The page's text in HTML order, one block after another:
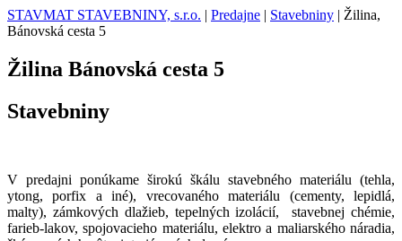
STAVMAT STAVEBNINY, s.r.o. | Predajne | Stavebniny | Žilina,
Bánovská cesta 5
Žilina Bánovská cesta 5
Stavebniny
V predajni ponúkame širokú škálu stavebného materiálu (tehla,
ytong, porfix a iné), vrecovaného materiálu (cementy, lepidlá,
malty), zámkových dlažieb, tepelných izolácií, stavebnej chémie,
farieb-lakov, spojovacieho materiálu, elektro a maliarského náradia,